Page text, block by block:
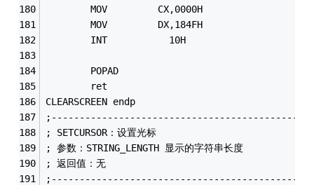
        MOV         CX,0000H
        MOV         DX,184FH
        INT           10H
        POPAD
        ret
CLEARSCREEN endp
; SETCURSOR：设置光标
; 参数：STRING_LENGTH 显示的字符串长度
; 返回值：无